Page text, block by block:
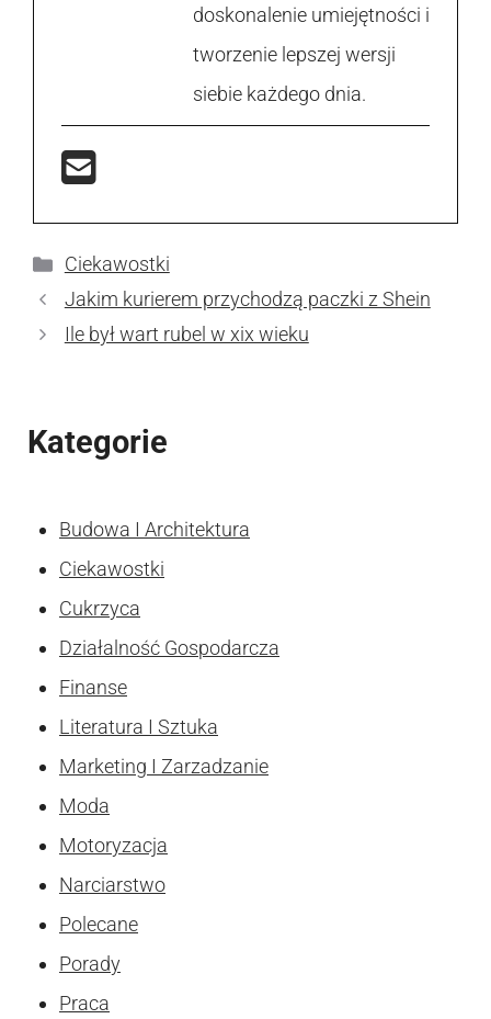
doskonalenie umiejętności i
tworzenie lepszej wersji
siebie każdego dnia.
Kategorie
Ciekawostki
Jakim kurierem przychodzą paczki z Shein
Ile był wart rubel w xix wieku
Kategorie
Budowa I Architektura
Ciekawostki
Cukrzyca
Działalność Gospodarcza
Finanse
Literatura I Sztuka
Marketing I Zarzadzanie
Moda
Motoryzacja
Narciarstwo
Polecane
Porady
Praca